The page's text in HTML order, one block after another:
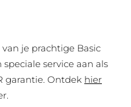
je prachtige Basic
service aan als
garantie. Ontdek hier